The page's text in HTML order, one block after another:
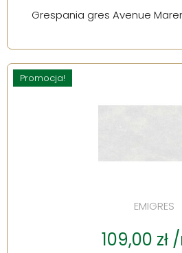
Grespania gres Avenue
Promocja!
EMIGRES
109,00 zł